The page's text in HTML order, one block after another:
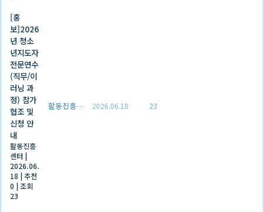
[홍
보]2026
년 청소
년지도자
전문연수
(직무/이
러닝 과
정) 참가
협조 및
신청 안
내
활동진흥
센터 |
2026.06.
18 |추천
0 |조회
23
활동진흥센터 2026.06.18 23